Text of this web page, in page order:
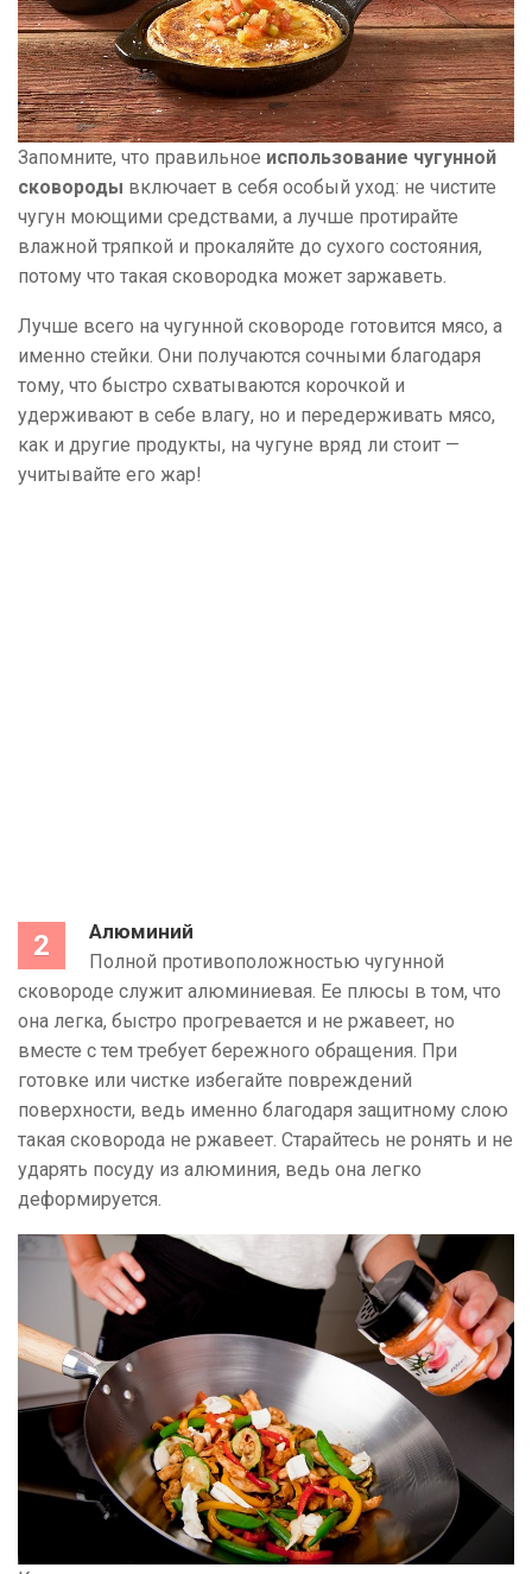
Запомните, что правильное использование чугунной
сковороды включает в себя особый уход: не чистите
чугун моющими средствами, а лучше протирайте
влажной тряпкой и прокаляйте до сухого состояния,
потому что такая сковородка может заржаветь.
Лучше всего на чугунной сковороде готовится мясо, а
именно стейки. Они получаются сочными благодаря
тому, что быстро схватываются корочкой и
удерживают в себе влагу, но и передерживать мясо,
как и другие продукты, на чугуне вряд ли стоит —
учитывайте его жар!
Алюминий
Полной противоположностью чугунной
сковороде служит алюминиевая. Ее плюсы в том, что
она легка, быстро прогревается и не ржавеет, но
вместе с тем требует бережного обращения. При
готовке или чистке избегайте повреждений
поверхности, ведь именно благодаря защитному слою
такая сковорода не ржавеет. Старайтесь не ронять и не
ударять посуду из алюминия, ведь она легко
деформируется.